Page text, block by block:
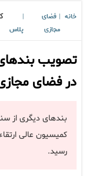
خانه
فضای
مجازی
پلاس
تصویب
در فضای
بندهای دیگری از
کمیسیون عالی
رسید.